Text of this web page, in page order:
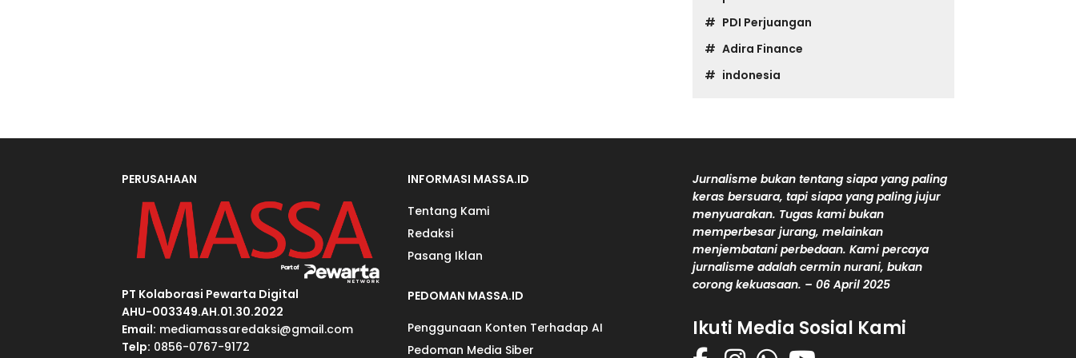
PDI Perjuangan
Adira Finance
indonesia
PERUSAHAAN
PT Kolaborasi Pewarta Digital
AHU-003349.AH.01.30.2022
Email: mediamassaredaksi@gmail.com
Telp: 0856-0767-9172
INFORMASI MASSA.ID
Tentang Kami
Redaksi
Pasang Iklan
PEDOMAN MASSA.ID
Penggunaan Konten Terhadap AI
Pedoman Media Siber
Jurnalisme bukan tentang siapa yang paling
keras bersuara, tapi siapa yang paling jujur
menyuarakan. Tugas kami bukan
memperbesar jurang, melainkan
menjembatani perbedaan. Kami percaya
jurnalisme adalah cermin nurani, bukan
corong kekuasaan. – 06 April 2025
Ikuti Media Sosial Kami